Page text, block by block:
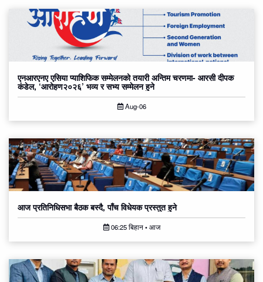
एनआरएनए एसिया प्याशिफिक सम्मेलनको तयारी अन्तिम चरणमा- आरसी दीपक
कंडेल, ‘आरोहण२०२६’ भव्य र सभ्य सम्मेलन हुने
Aug-06
आज प्रतिनिधिसभा बैठक बस्दै, पाँच विधेयक प्रस्तुत हुने
06:25 बिहान • आज